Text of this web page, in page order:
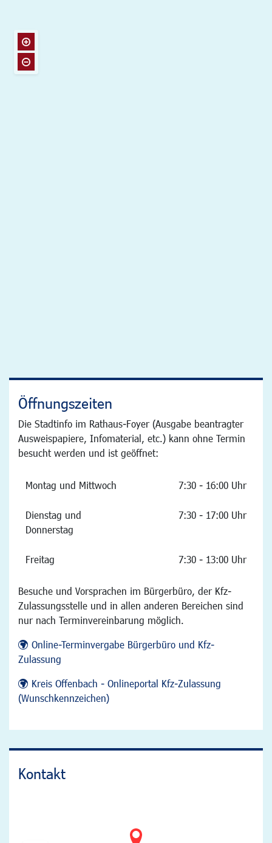
Öffnungszeiten
Die Stadtinfo im Rathaus-Foyer (Ausgabe beantragter
Ausweispapiere, Infomaterial, etc.) kann ohne Termin
besucht werden und ist geöffnet:
Montag und Mittwoch 7:30 - 16:00 Uhr
Dienstag und
Donnerstag
7:30 - 17:00 Uhr
Freitag 7:30 - 13:00 Uhr
Besuche und Vorsprachen im Bürgerbüro, der Kfz-
Zulassungsstelle und in allen anderen Bereichen sind
nur nach Terminvereinbarung möglich.
Online-Terminvergabe Bürgerbüro und Kfz-
Zulassung
Kreis Offenbach - Onlineportal Kfz-Zulassung
(Wunschkennzeichen)
Kontakt